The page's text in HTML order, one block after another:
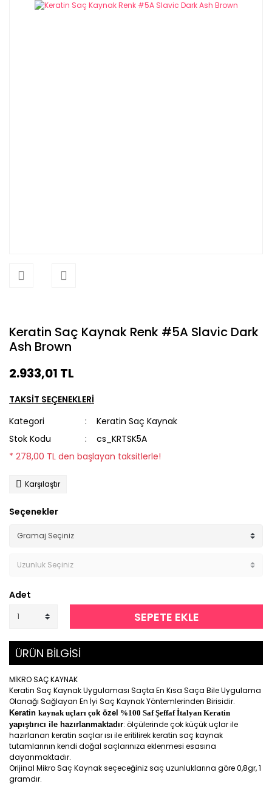
Keratin Saç Kaynak Renk #5A Slavic Dark
Ash Brown
2.933,01 TL
TAKSİT SEÇENEKLERİ
Kategori
Keratin Saç Kaynak
Stok Kodu
cs_KRTSK5A
* 278,00 TL den başlayan taksitlerle!
Karşılaştır
Seçenekler
Adet
SEPETE EKLE
ÜRÜN BİLGİSİ
MİKRO SAÇ KAYNAK
Keratin Saç Kaynak Uygulaması Saçta En Kısa Saça Bile Uygulama
Olanağı Sağlayan En İyi Saç Kaynak Yöntemlerinden Birisidir.
Keratin kaynak uçları ço k özel %100 Saf Şeffaf İtalyan Keratin
yapıştırıcı ile hazırlanmaktadır: ölçülerinde çok küçük uçlar ile
hazırlanan keratin saçlar ısı ile eritilirek keratin saç kaynak
tutamlarının kendi doğal saçlarınıza eklenmesi esasına
dayanmaktadır.
Orijinal Mikro Saç Kaynak seçeceğiniz saç uzunluklarına göre 0,8gr, 1
gramdır.